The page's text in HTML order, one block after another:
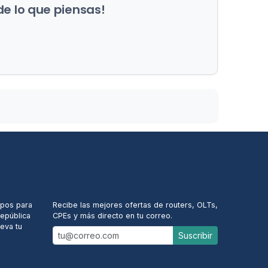
lo que piensas!
para
tu
Recibe las mejores ofertas de routers, OLTs,
CPEs y más directo en tu correo.
Suscribir